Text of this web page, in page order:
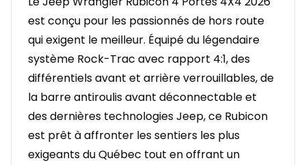
est conçu pour les passionnés de hors route
qui exigent le meilleur. Équipé du légendaire
système Rock-Trac avec rapport 4:1, des
différentiels avant et arrière verrouillables, de
la barre antiroulis avant déconnectable et
des dernières technologies Jeep, ce Rubicon
est prêt à affronter les sentiers les plus
exigeants du Québec tout en offrant un